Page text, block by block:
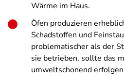
Wärme im Haus.
Öfen produzieren
Schadstoffen und
problematischer als der
sie betrieben, sollte das
umweltschonend